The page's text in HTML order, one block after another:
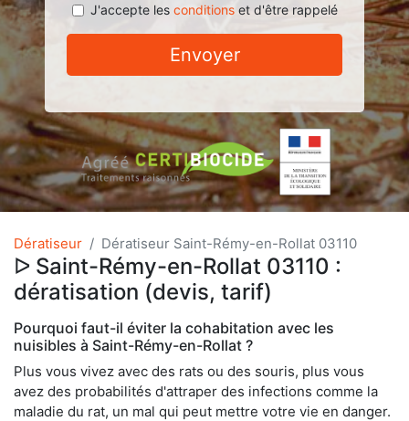
J'accepte les conditionset d'être rappelé
Envoyer
Dératiseur Dératiseur Saint-Rémy-en-Rollat 03110
ᐅ Saint-Rémy-en-Rollat 03110 :
dératisation (devis, tarif)
Pourquoi faut-il éviter la cohabitation avec les
nuisibles à Saint-Rémy-en-Rollat ?
Plus vous vivez avec des rats ou des souris, plus vous
avez des probabilités d'attraper des infections comme la
maladie du rat, un mal qui peut mettre votre vie en danger.